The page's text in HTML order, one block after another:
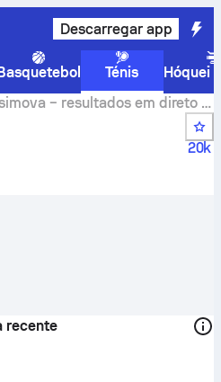
Descarregar app
Ténis
Hóquei
– resultados em direto e
20k
recente